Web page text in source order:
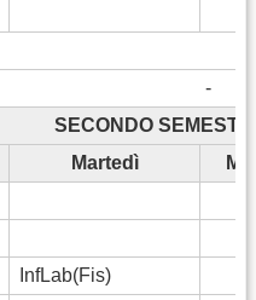
-
SECONDO
Martedì
InfLab(Fis)